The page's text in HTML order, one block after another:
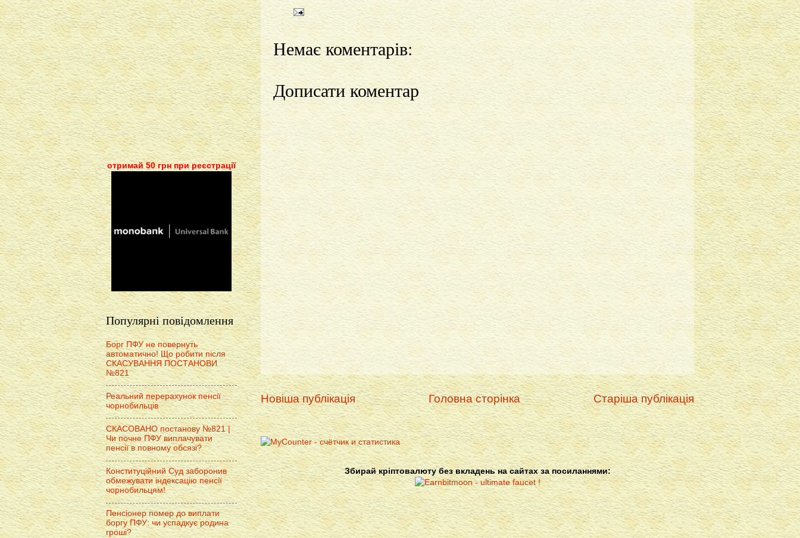
Немає коментарів:
Дописати коментар
Новіша публікація Старіша публікація
Головна сторінка
Збирай кріптовалюту без вкладень на сайтах за посиланнями:
отримай 50 грн при реєстрації
Популярні повідомлення
Борг ПФУ не повернуть
автоматично! Що робити після
СКАСУВАННЯ ПОСТАНОВИ
№821
Реальний перерахунок пенсії
чорнобильців
СКАСОВАНО постанову №821 |
Чи почне ПФУ виплачувати
пенсії в повному обсязі?
Конституційний Суд заборонив
обмежувати індексацію пенсії
чорнобильцям!
Пенсіонер помер до виплати
боргу ПФУ: чи успадкує родина
гроші?